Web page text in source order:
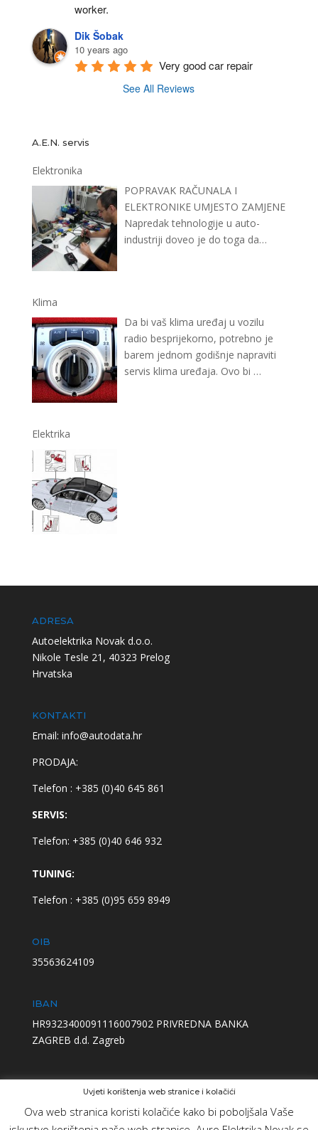
worker.
Dik Šobak
10 years ago
Very good car repair
See All Reviews
A.E.N. servis
Elektronika
POPRAVAK RAČUNALA I
ELEKTRONIKE UMJESTO ZAMJENE
Napredak tehnologije u auto-
industriji doveo je do toga da
Klima
Da bi vaš klima uređaj u vozilu
radio besprijekorno, potrebno je
barem jednom godišnje napraviti
servis klima uređaja. Ovo bi …
Elektrika
ADRESA
Autoelektrika Novak d.o.o.
Nikole Tesle 21, 40323 Prelog
Hrvatska
KONTAKTI
Email: info@autodata.hr
PRODAJA:
Telefon : +385 (0)40 645 861
SERVIS:
Telefon: +385 (0)40 646 932
TUNING:
Telefon : +385 (0)95 659 8949
OIB
35563624109
IBAN
HR9323400091116007902 PRIVREDNA BANKA
ZAGREB d.d. Zagreb
Uvjeti korištenja web stranice i kolačići
Ova web stranica koristi kolačiće kako bi poboljšala Vaše